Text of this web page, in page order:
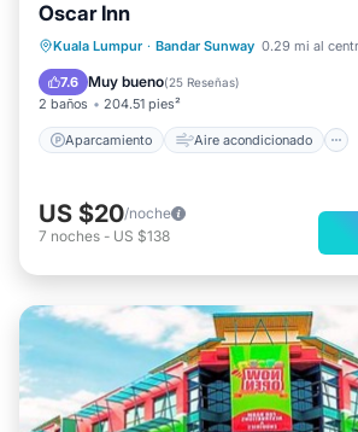
Oscar Inn
Kuala Lumpur · Bandar Sunway 0.29 mi al
7.6 Muy bueno(25 Reseñas)
2 baños 204.51 pies²
Aparcamiento Aire acondicionado
Aparcamiento
Aire
Apto para niños
US $20/noche
7 noches - US $138